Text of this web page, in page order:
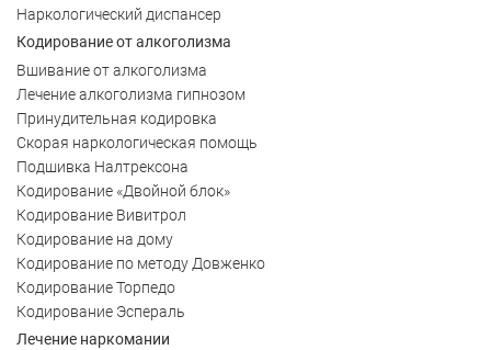
Наркологический диспансер
Кодирование от алкоголизма
Вшивание от алкоголизма
Лечение алкоголизма гипнозом
Принудительная кодировка
Скорая наркологическая помощь
Подшивка Налтрексона
Кодирование «Двойной блок»
Кодирование Вивитрол
Кодирование на дому
Кодирование по методу Довженко
Кодирование Торпедо
Кодирование Эспераль
Лечение наркомании